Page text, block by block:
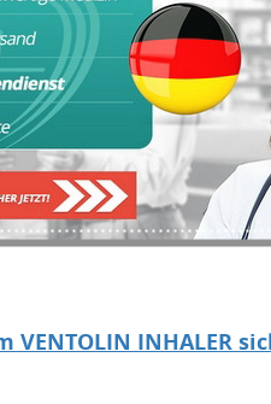
VENTOLIN INHALER